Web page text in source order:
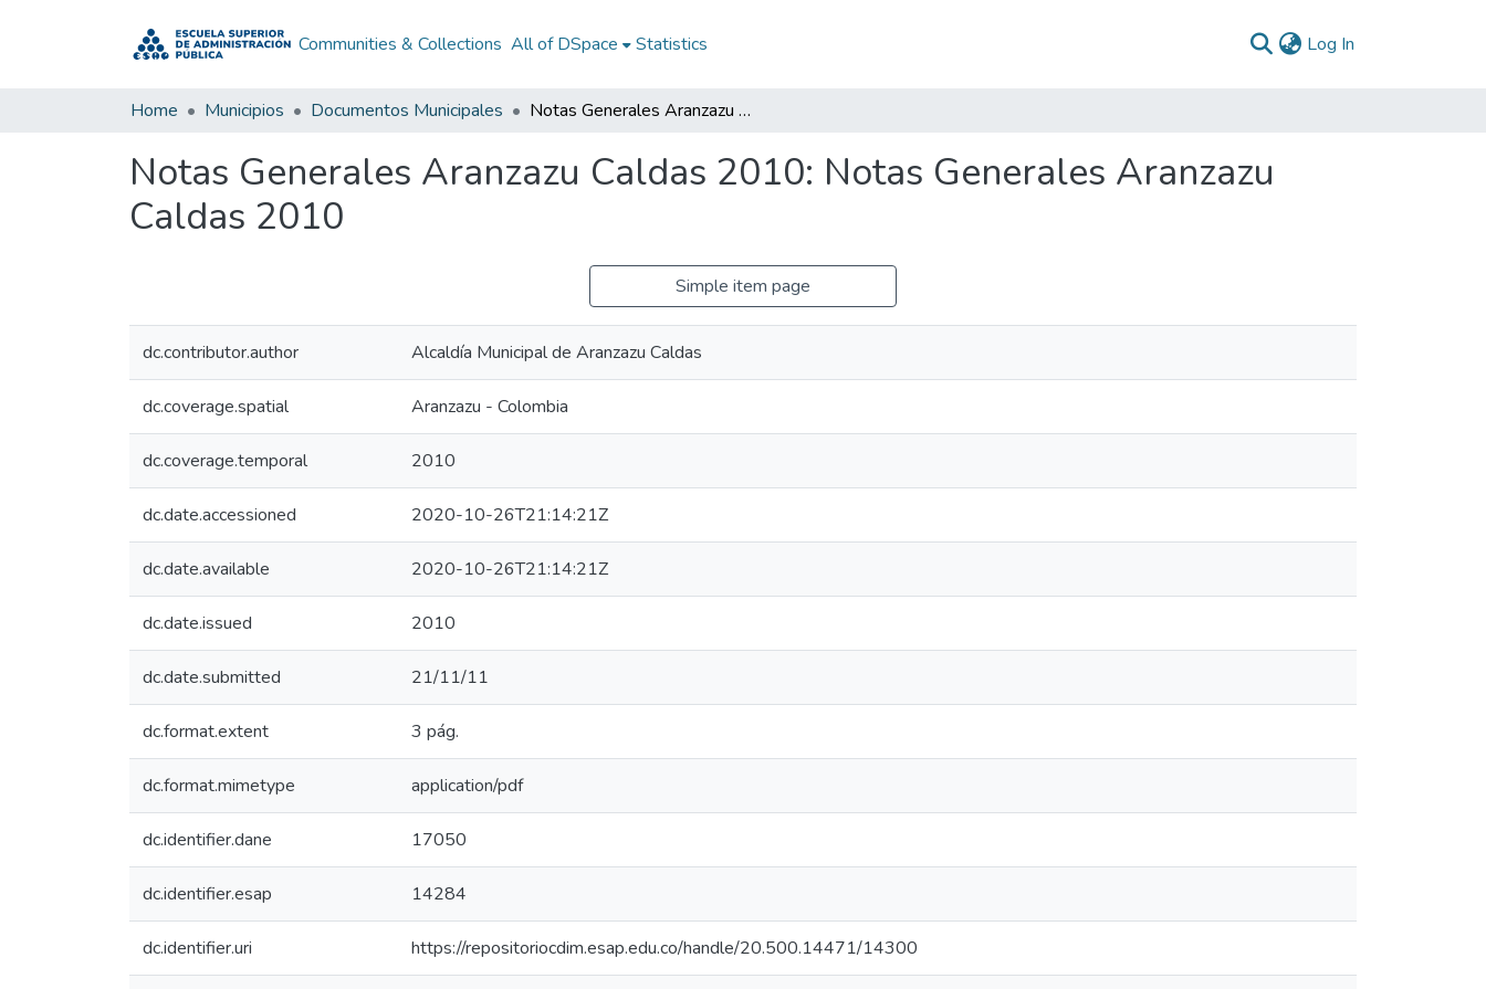
Communities & Collections All of DSpace Statistics Log In
Home Municipios Documentos Municipales Notas Generales Aranzazu Caldas 2010: Notas Generales Aranzazu Caldas 2010
Notas Generales Aranzazu Caldas 2010: Notas Generales Aranzazu
Caldas 2010
Simple item page
dc.contributor.author Alcaldía Municipal de Aranzazu Caldas
dc.coverage.spatial Aranzazu - Colombia
dc.coverage.temporal 2010
dc.date.accessioned 2020-10-26T21:14:21Z
dc.date.available 2020-10-26T21:14:21Z
dc.date.issued 2010
dc.date.submitted 21/11/11
dc.format.extent 3 pág.
dc.format.mimetype application/pdf
dc.identifier.dane 17050
dc.identifier.esap 14284
dc.identifier.uri https://repositoriocdim.esap.edu.co/handle/20.500.14471/14300